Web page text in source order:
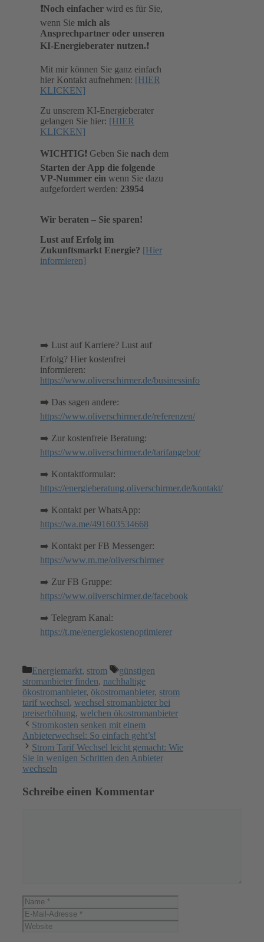
❗️Noch einfacher wird es für Sie,
wenn Sie mich als
Ansprechpartner oder unseren
KI-Energieberater nutzen.❗️
Mit mir können Sie ganz einfach
hier Kontakt aufnehmen: [HIER
KLICKEN]
Zu unserem KI-Energieberater
gelangen Sie hier: [HIER
KLICKEN]
WICHTIG❗️ Geben Sie nach dem
Starten der App die folgende
VP-Nummer ein wenn Sie dazu
aufgefordert werden: 23954
Wir beraten – Sie sparen!
Lust auf Erfolg im
Zukunftsmarkt Energie? [Hier
informieren]
➡️ Lust auf Karriere? Lust auf
Erfolg? Hier kostenfrei
informieren:
https://www.oliverschirmer.de/businessinfo
➡️ Das sagen andere:
https://www.oliverschirmer.de/referenzen/
➡️ Zur kostenfreie Beratung:
https://www.oliverschirmer.de/tarifangebot/
➡️ Kontaktformular:
https://energieberatung.oliverschirmer.de/kontakt/
➡️ Kontakt per WhatsApp:
https://wa.me/491603534668
➡️ Kontakt per FB Messenger:
https://www.m.me/oliverschirmer
➡️ Zur FB Gruppe:
https://www.oliverschirmer.de/facebook
➡️ Telegram Kanal:
https://t.me/energiekostenoptimierer
Kategorien
Energiemarkt, strom Schlagwörter
günstigen
stromanbieter finden, nachhaltige
ökostromanbieter, ökostromanbieter, strom
tarif wechsel, wechsel stromanbieter bei
preiserhöhung, welchen ökostromanbieter
Stromkosten senken mit einem
Anbieterwechsel: So einfach geht’s!
Strom Tarif Wechsel leicht gemacht: Wie
Sie in wenigen Schritten den Anbieter
wechseln
Schreibe einen Kommentar
Name